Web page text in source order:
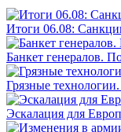
Итоги 06.08:
Банкет генералов.
Грязные
Эскалация для